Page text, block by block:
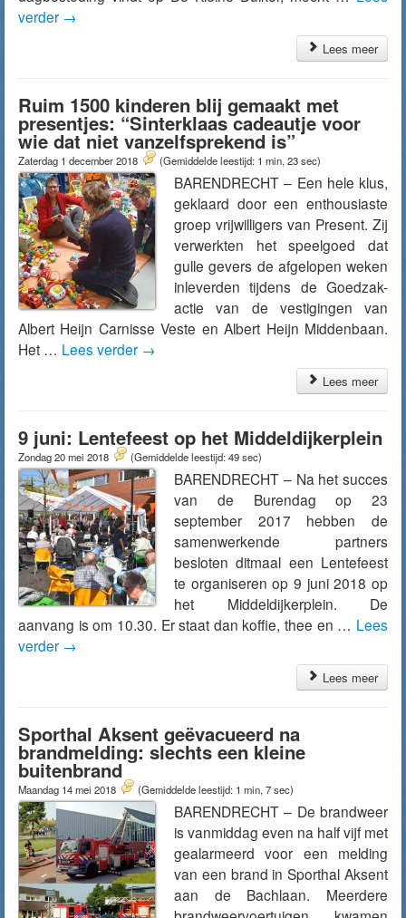
verder →
Lees meer
Ruim 1500 kinderen blij gemaakt met
presentjes: “Sinterklaas cadeautje voor
wie dat niet vanzelfsprekend is”
Zaterdag 1 december 2018 (Gemiddelde leestijd: 1 min, 23 sec)
BARENDRECHT – Een hele klus,
geklaard door een enthousiaste
groep vrijwilligers van Present. Zij
verwerkten het speelgoed dat
gulle gevers de afgelopen weken
inleverden tijdens de Goedzak-
actie van de vestigingen van
Albert Heijn Carnisse Veste en Albert Heijn Middenbaan.
Het … Lees verder →
Lees meer
9 juni: Lentefeest op het Middeldijkerplein
Zondag 20 mei 2018 (Gemiddelde leestijd: 49 sec)
BARENDRECHT – Na het succes
van de Burendag op 23
september 2017 hebben de
samenwerkende partners
besloten ditmaal een Lentefeest
te organiseren op 9 juni 2018 op
het Middeldijkerplein. De
aanvang is om 10.30. Er staat dan koffie, thee en … Lees
verder →
Lees meer
Sporthal Aksent geëvacueerd na
brandmelding: slechts een kleine
buitenbrand
Maandag 14 mei 2018 (Gemiddelde leestijd: 1 min, 7 sec)
BARENDRECHT – De brandweer
is vanmiddag even na half vijf met
gealarmeerd voor een melding
van een brand in Sporthal Aksent
aan de Bachlaan. Meerdere